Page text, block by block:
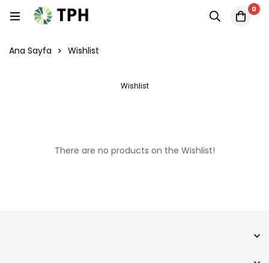
0
Ana Sayfa Wishlist
Wishlist
There are no products on the Wishlist!